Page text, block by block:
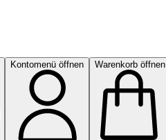
Kontomenü öffnen Warenkorb öffnen